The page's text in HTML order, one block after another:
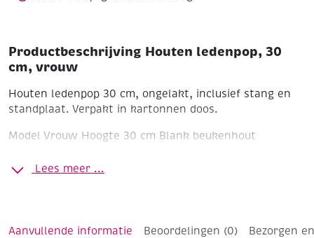
Productbeschrijving Houten ledenpop, 30
cm, vrouw
Houten ledenpop 30 cm, ongelakt, inclusief stang en
standplaat. Verpakt in kartonnen doos.
Model Vrouw Hoogte 30 cm Blank beukenhout
Lees meer ...
Aanvullende informatie Beoordelingen (0) Bezorgen